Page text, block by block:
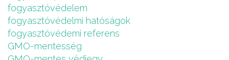
fogyasztóvédelem
fogyasztóvédelmi hatóságok
fogyasztóvédemi referens
GMO-mentesség